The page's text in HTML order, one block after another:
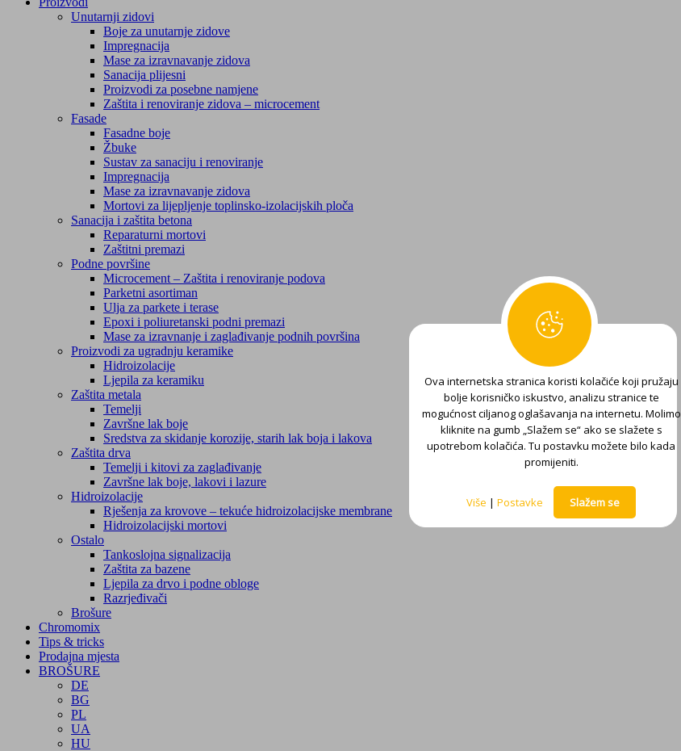
Unutarnji zidovi
Boje za unutarnje zidove
Impregnacija
Mase za izravnavanje zidova
Sanacija plijesni
Proizvodi za posebne namjene
Zaštita i renoviranje zidova – microcement
Fasade
Fasadne boje
Žbuke
Sustav za sanaciju i renoviranje
Impregnacija
Mase za izravnavanje zidova
Mortovi za lijepljenje toplinsko-izolacijskih ploča
Sanacija i zaštita betona
Reparaturni mortovi
Zaštitni premazi
Podne površine
Microcement – Zaštita i renoviranje podova
Parketni asortiman
Ulja za parkete i terase
Epoxi i poliuretanski podni premazi
Mase za izravnanje i zaglađivanje podnih površina
Proizvodi za ugradnju keramike
Hidroizolacije
Ljepila za keramiku
Zaštita metala
Temelji
Završne lak boje
Sredstva za skidanje korozije, starih lak boja i lakova
Zaštita drva
Temelji i kitovi za zaglađivanje
Završne lak boje, lakovi i lazure
Hidroizolacije
Rješenja za krovove – tekuće hidroizolacijske membrane
Hidroizolacijski mortovi
Ostalo
Tankoslojna signalizacija
Zaštita za bazene
Ljepila za drvo i podne obloge
Razrjeđivači
Brošure
Chromomix
Tips & tricks
Prodajna mjesta
BROŠURE
DE
BG
PL
UA
HU
Ova internetska stranica koristi kolačiće koji pružaju
bolje korisničko iskustvo, analizu stranice te
mogućnost ciljanog oglašavanja na internetu. Molimo
kliknite na gumb „Slažem se“ ako se slažete s
upotrebom kolačića. Tu postavku možete bilo kada
promijeniti.
Više | Postavke Slažem se